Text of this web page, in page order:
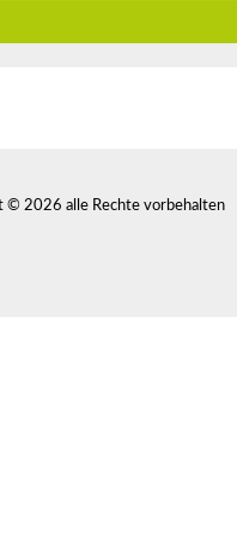
© 2026 alle Rechte vorbehalten